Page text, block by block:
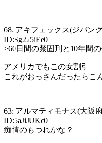
68: アキフェックス(ジパン
ID:Sg225iEe0
>60日間の禁固刑と10年間
アメリカでもこの女割引
これがおっさんだったらこ
63: アルマティモナス(大阪
ID:5aJiJUKc0
痴情のもつれかな？